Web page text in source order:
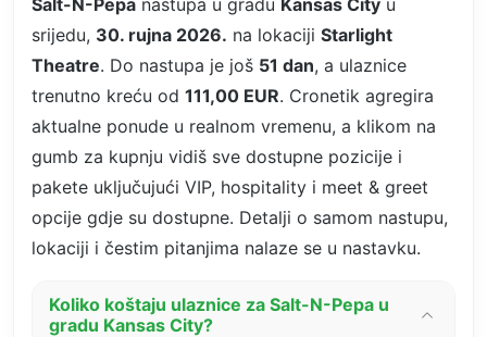
srijedu, 30. rujna 2026. na lokaciji Starlight
Theatre. Do nastupa je još 51 dan, a ulaznice
trenutno kreću od 111,00 EUR. Cronetik agregira
aktualne ponude u realnom vremenu, a klikom na
gumb za kupnju vidiš sve dostupne pozicije i
pakete uključujući VIP, hospitality i meet & greet
opcije gdje su dostupne. Detalji o samom nastupu,
lokaciji i čestim pitanjima nalaze se u nastavku.
Koliko koštaju ulaznice za Salt-N-Pepa u
gradu Kansas City?